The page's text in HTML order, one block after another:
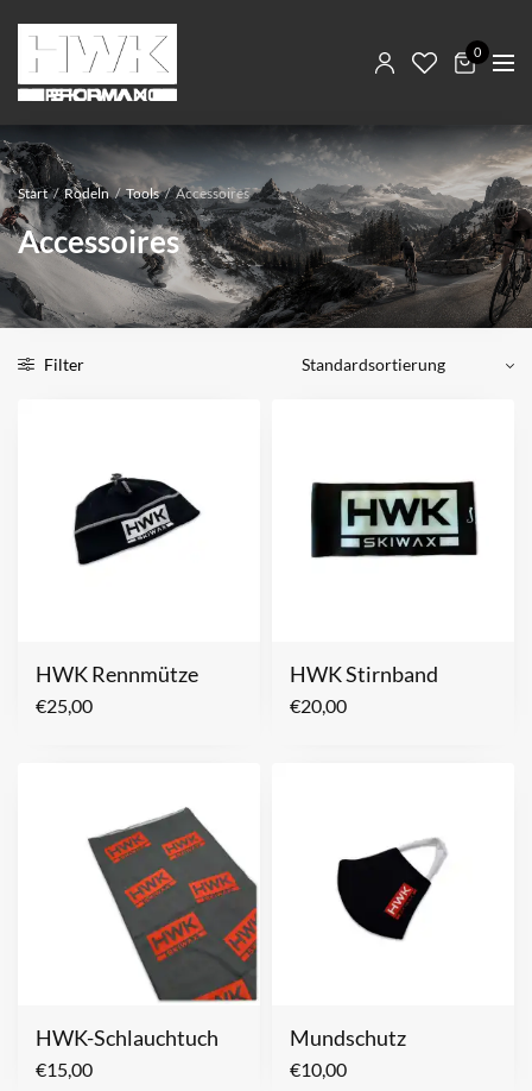
0
Start / Rodeln / Tools / Accessoires
Accessoires
Filter
HWK Rennmütze
€25,00
HWK Stirnband
€20,00
HWK-Schlauchtuch
€15,00
Mundschutz
€10,00